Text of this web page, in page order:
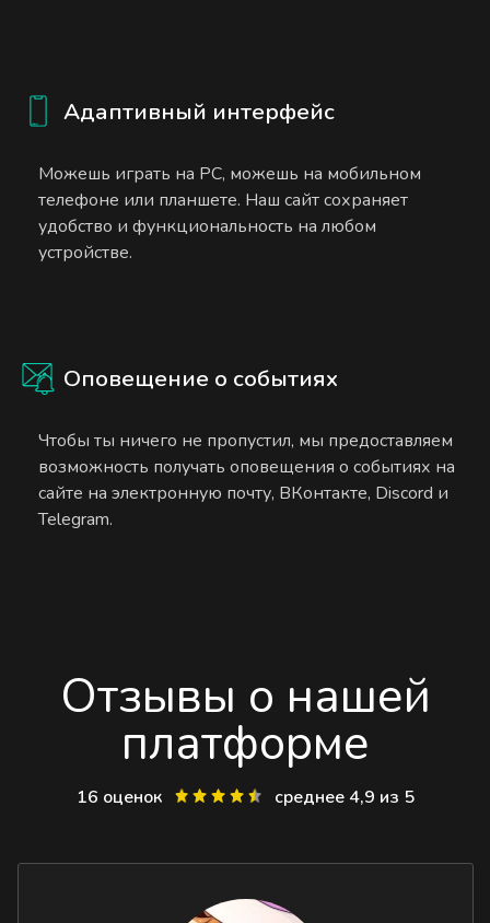
Адаптивный интерфейс
Можешь играть на PC, можешь на мобильном
телефоне или планшете. Наш сайт сохраняет
удобство и функциональность на любом
устройстве.
Оповещение о событиях
Чтобы ты ничего не пропустил, мы предоставляем
возможность получать оповещения о событиях на
сайте на электронную почту, ВКонтакте, Discord и
Telegram.
Отзывы о нашей
платформе
16 оценок среднее 4,9 из 5